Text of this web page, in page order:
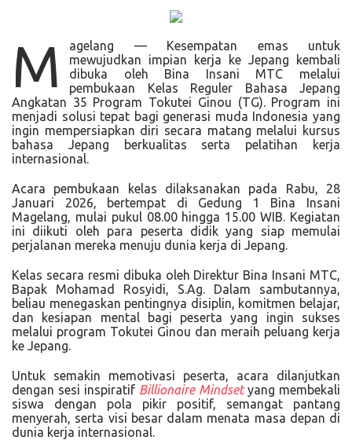
M
agelang — Kesempatan emas untuk
mewujudkan impian kerja ke Jepang kembali
dibuka oleh Bina Insani MTC melalui
pembukaan Kelas Reguler Bahasa Jepang
Angkatan 35 Program Tokutei Ginou (TG). Program ini
menjadi solusi tepat bagi generasi muda Indonesia yang
ingin mempersiapkan diri secara matang melalui kursus
bahasa Jepang berkualitas serta pelatihan kerja
internasional.
Acara pembukaan kelas dilaksanakan pada Rabu, 28
Januari 2026, bertempat di Gedung 1 Bina Insani
Magelang, mulai pukul 08.00 hingga 15.00 WIB. Kegiatan
ini diikuti oleh para peserta didik yang siap memulai
perjalanan mereka menuju dunia kerja di Jepang.
Kelas secara resmi dibuka oleh Direktur Bina Insani MTC,
Bapak Mohamad Rosyidi, S.Ag. Dalam sambutannya,
beliau menegaskan pentingnya disiplin, komitmen belajar,
dan kesiapan mental bagi peserta yang ingin sukses
melalui program Tokutei Ginou dan meraih peluang kerja
ke Jepang.
Untuk semakin memotivasi peserta, acara dilanjutkan
dengan sesi inspiratif Billionaire Mindsetyang membekali
siswa dengan pola pikir positif, semangat pantang
menyerah, serta visi besar dalam menata masa depan di
dunia kerja internasional.